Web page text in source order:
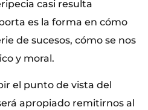
casi resulta
es la forma en cómo
de sucesos, cómo se nos
y moral.
el punto de vista del
apropiado remitirnos al